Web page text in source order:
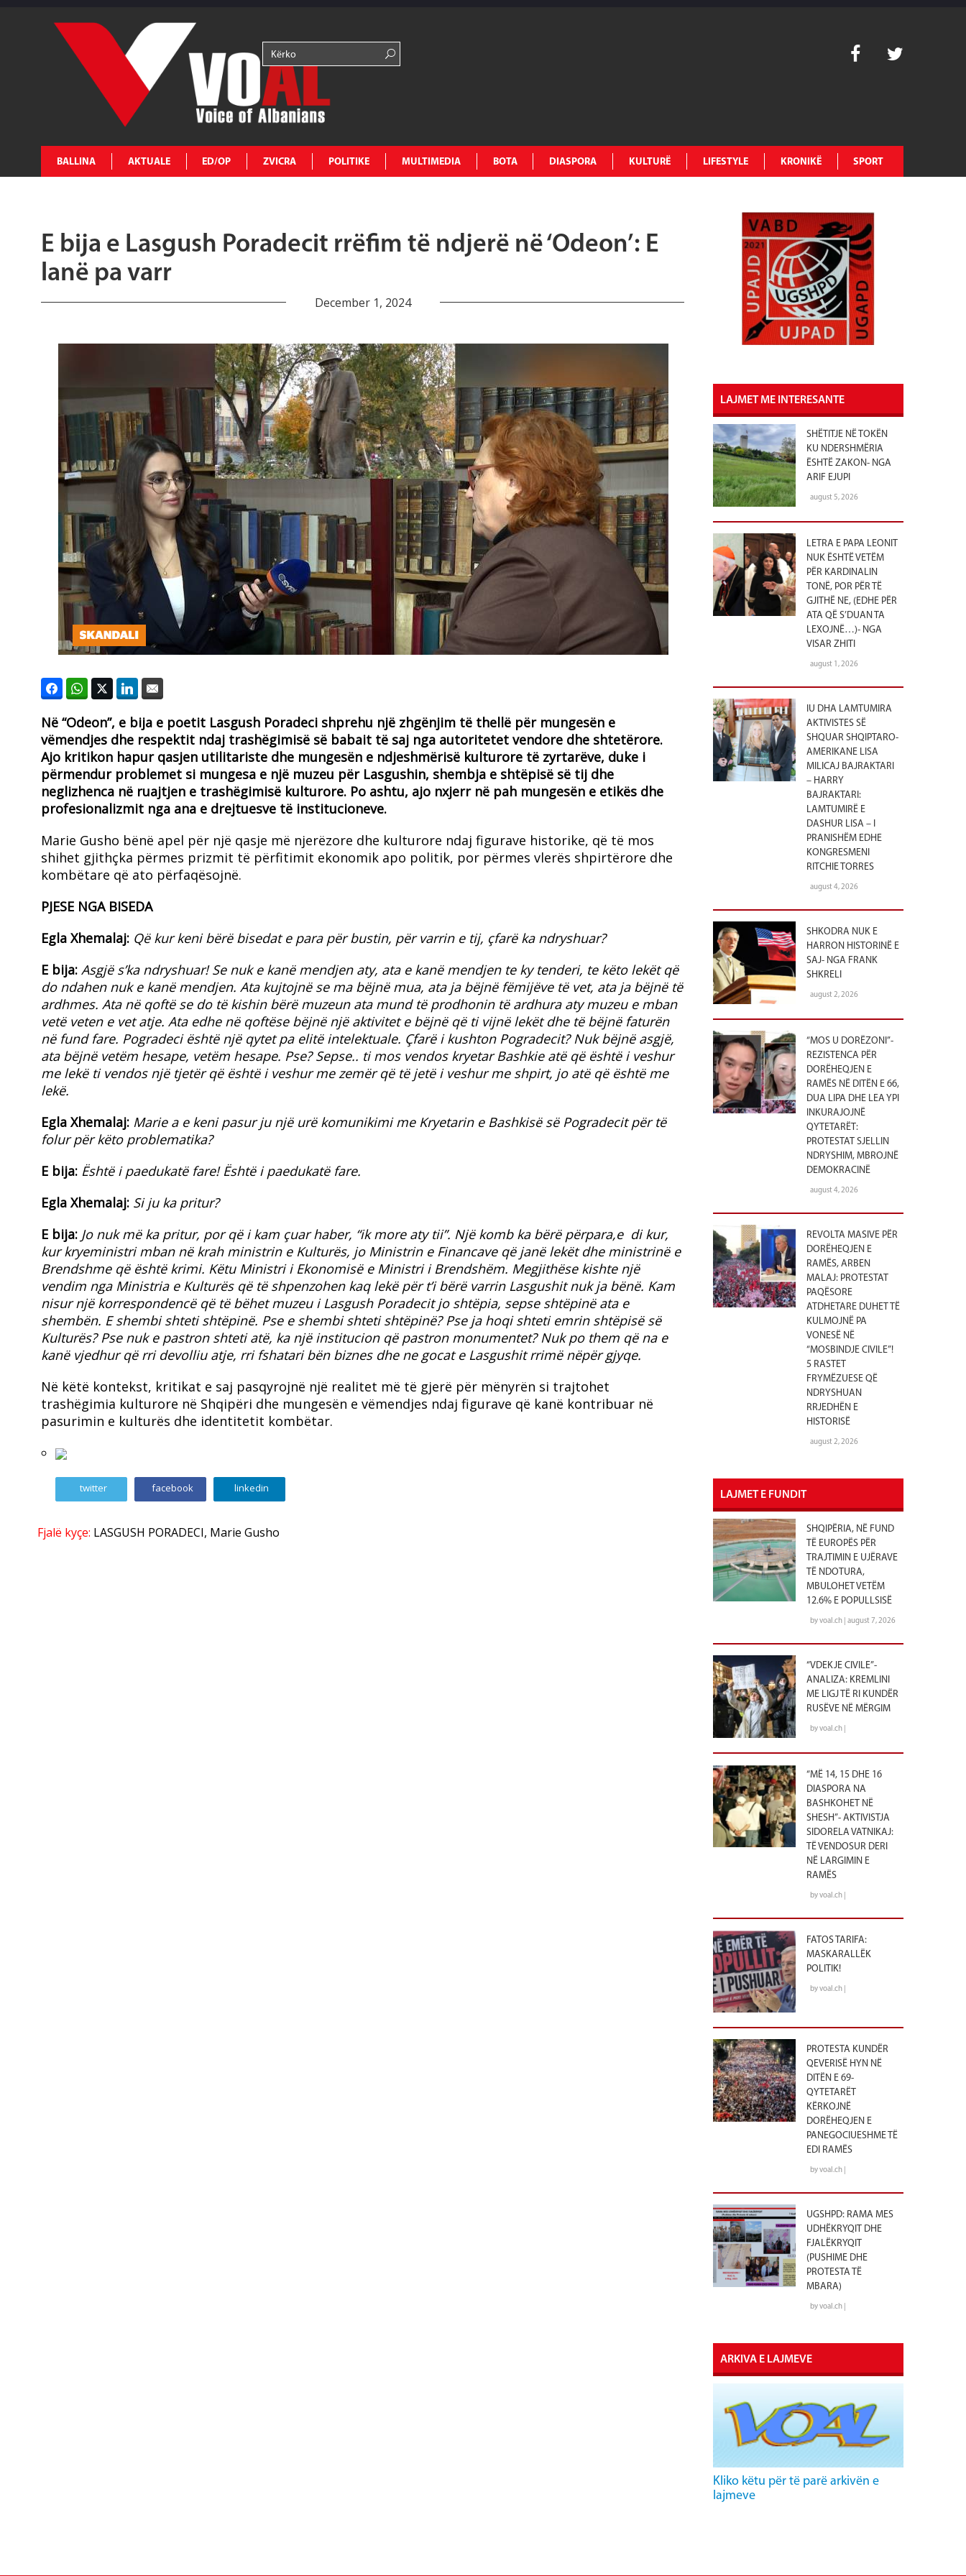
BALLINA AKTUALE ED/OP ZVICRA POLITIKE MULTIMEDIA BOTA DIASPORA KULTURË LIFESTYLE KRONIKË SPORT
E bija e Lasgush Poradecit rrëfim të ndjerë në ‘Odeon’: E
lanë pa varr
December 1, 2024
Në “Odeon”, e bija e poetit Lasgush Poradeci shprehu një zhgënjim të thellë për mungesën e
vëmendjes dhe respektit ndaj trashëgimisë së babait të saj nga autoritetet vendore dhe shtetërore.
Ajo kritikon hapur qasjen utilitariste dhe mungesën e ndjeshmërisë kulturore të zyrtarëve, duke i
përmendur problemet si mungesa e një muzeu për Lasgushin, shembja e shtëpisë së tij dhe
neglizhenca në ruajtjen e trashëgimisë kulturore. Po ashtu, ajo nxjerr në pah mungesën e etikës dhe
profesionalizmit nga ana e drejtuesve të institucioneve.
Marie Gusho bënë apel për një qasje më njerëzore dhe kulturore ndaj figurave historike, që të mos
shihet gjithçka përmes prizmit të përfitimit ekonomik apo politik, por përmes vlerës shpirtërore dhe
kombëtare që ato përfaqësojnë.
PJESE NGA BISEDA
Egla Xhemalaj: Që kur keni bërë bisedat e para për bustin, për varrin e tij, çfarë ka ndryshuar?
E bija: Asgjë s’ka ndryshuar! Se nuk e kanë mendjen aty, ata e kanë mendjen te ky tenderi, te këto lekët që
do ndahen nuk e kanë mendjen. Ata kujtojnë se ma bëjnë mua, ata ja bëjnë fëmijëve të vet, ata ja bëjnë të
ardhmes. Ata në qoftë se do të kishin bërë muzeun ata mund të prodhonin të ardhura aty muzeu e mban
vetë veten e vet atje. Ata edhe në qoftëse bëjnë një aktivitet e bëjnë që ti vijnë lekët dhe të bëjnë faturën
në fund fare. Pogradeci është një qytet pa elitë intelektuale. Çfarë i kushton Pogradecit? Nuk bëjnë asgjë,
ata bëjnë vetëm hesape, vetëm hesape. Pse? Sepse.. ti mos vendos kryetar Bashkie atë që është i veshur
me lekë ti vendos një tjetër që është i veshur me zemër që të jetë i veshur me shpirt, jo atë që është me
lekë.
Egla Xhemalaj: Marie a e keni pasur ju një urë komunikimi me Kryetarin e Bashkisë së Pogradecit për të
folur për këto problematika?
E bija: Është i paedukatë fare! Është i paedukatë fare.
Egla Xhemalaj: Si ju ka pritur?
E bija: Jo nuk më ka pritur, por që i kam çuar haber, “ik more aty tii”. Një komb ka bërë përpara,e di kur,
kur kryeministri mban në krah ministrin e Kulturës, jo Ministrin e Financave që janë lekët dhe ministrinë e
Brendshme që është krimi. Këtu Ministri i Ekonomisë e Ministri i Brendshëm. Megjithëse kishte një
vendim nga Ministria e Kulturës që të shpenzohen kaq lekë për t’i bërë varrin Lasgushit nuk ja bënë. Kam
nisur një korrespondencë që të bëhet muzeu i Lasgush Poradecit jo shtëpia, sepse shtëpinë ata e
shembën. E shembi shteti shtëpinë. Pse e shembi shteti shtëpinë? Pse ja hoqi shteti emrin shtëpisë së
Kulturës? Pse nuk e pastron shteti atë, ka një institucion që pastron monumentet? Nuk po them që na e
kanë vjedhur që rri devolliu atje, rri fshatari bën biznes dhe ne gocat e Lasgushit rrimë nëpër gjyqe.
Në këtë kontekst, kritikat e saj pasqyrojnë një realitet më të gjerë për mënyrën si trajtohet
trashëgimia kulturore në Shqipëri dhe mungesën e vëmendjes ndaj figurave që kanë kontribuar në
pasurimin e kulturës dhe identitetit kombëtar.
twitter facebook linkedin
Fjalë kyçe: LASGUSH PORADECI, Marie Gusho
LAJMET ME INTERESANTE
SHËTITJE NË TOKËN
KU NDERSHMËRIA
ËSHTË ZAKON- NGA
ARIF EJUPI
august 5, 2026
LETRA E PAPA LEONIT
NUK ËSHTË VETËM
PËR KARDINALIN
TONË, POR PËR TË
GJITHË NE, (EDHE PËR
ATA QË S’DUAN TA
LEXOJNË…)- NGA
VISAR ZHITI
august 1, 2026
IU DHA LAMTUMIRA
AKTIVISTES SË
SHQUAR SHQIPTARO-
AMERIKANE LISA
MILICAJ BAJRAKTARI
– HARRY
BAJRAKTARI:
LAMTUMIRË E
DASHUR LISA – I
PRANISHËM EDHE
KONGRESMENI
RITCHIE TORRES
august 4, 2026
SHKODRA NUK E
HARRON HISTORINË E
SAJ- NGA FRANK
SHKRELI
august 2, 2026
“MOS U DORËZONI”-
REZISTENCA PËR
DORËHEQJEN E
RAMËS NË DITËN E 66,
DUA LIPA DHE LEA YPI
INKURAJOJNË
QYTETARËT:
PROTESTAT SJELLIN
NDRYSHIM, MBROJNË
DEMOKRACINË
august 4, 2026
REVOLTA MASIVE PËR
DORËHEQJEN E
RAMËS, ARBEN
MALAJ: PROTESTAT
PAQËSORE
ATDHETARE DUHET TË
KULMOJNË PA
VONESË NË
“MOSBINDJE CIVILE”!
5 RASTET
FRYMËZUESE QË
NDRYSHUAN
RRJEDHËN E
HISTORISË
august 2, 2026
LAJMET E FUNDIT
SHQIPËRIA, NË FUND
TË EUROPËS PËR
TRAJTIMIN E UJËRAVE
TË NDOTURA,
MBULOHET VETËM
12.6% E POPULLSISË
by voal.ch | august 7, 2026
“VDEKJE CIVILE”-
ANALIZA: KREMLINI
ME LIGJ TË RI KUNDËR
RUSËVE NË MËRGIM
by voal.ch |
“MË 14, 15 DHE 16
DIASPORA NA
BASHKOHET NË
SHESH”- AKTIVISTJA
SIDORELA VATNIKAJ:
TË VENDOSUR DERI
NË LARGIMIN E
RAMËS
by voal.ch |
FATOS TARIFA:
MASKARALLËK
POLITIK!
by voal.ch |
PROTESTA KUNDËR
QEVERISË HYN NË
DITËN E 69-
QYTETARËT
KËRKOJNË
DORËHEQJEN E
PANEGOCIUESHME TË
EDI RAMËS
by voal.ch |
UGSHPD: RAMA MES
UDHËKRYQIT DHE
FJALËKRYQIT
(PUSHIME DHE
PROTESTA TË
MBARA)
by voal.ch |
ARKIVA E LAJMEVE
Kliko këtu për të parë arkivën e
lajmeve